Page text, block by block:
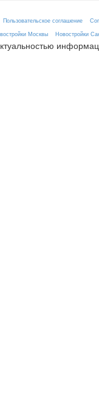
Пользовательское соглашение
Москвы Новостройки